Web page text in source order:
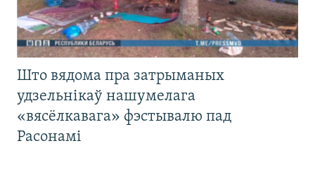
Што вядома пра затрыманых
удзельнікаў нашумелага
«вясёлкавага» фэстывалю пад
Расонамі